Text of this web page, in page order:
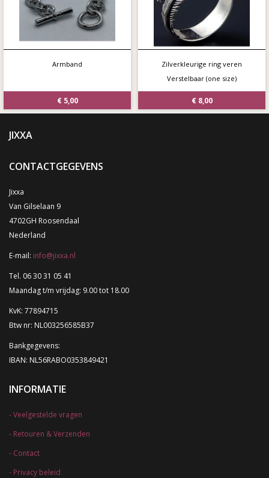
Armband
€ 5,00
Zilverkleurige ring veren
Verstelbaar (one size)
€ 8,00
JIXXA
CONTACTGEGEVENS
Jixxa
Van Gilselaan 9
4702GH Roosendaal
Nederland
E-mail: info@jixxa.nl
Tel. 06 30 31 05 41
Maandag t/m vrijdag: 9.00 tot 18.00
KvK: 77894715
Btw nr: NL003256585B37
Bankgegevens:
IBAN: NL56RABO0353849421
INFORMATIE
Veelgestelde vragen
Retouren & Verzenden
Contact
Privacy beleid